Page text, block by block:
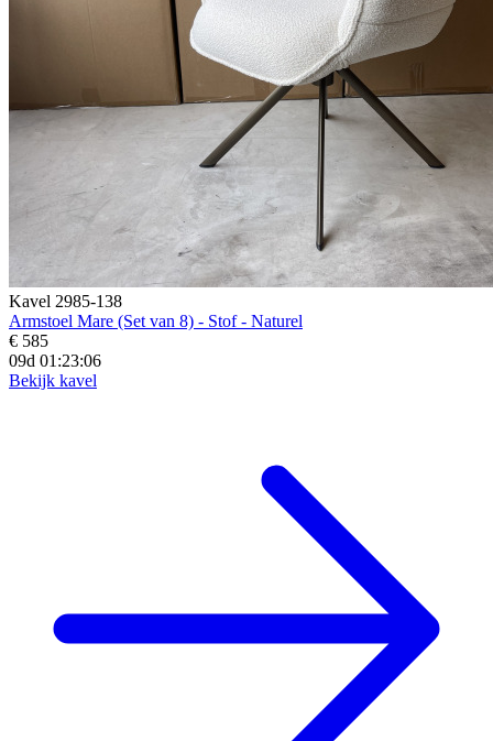
Kavel 2985-138
Armstoel Mare (Set van 8) - Stof - Naturel
€ 585
09d 01:23:04
Bekijk kavel